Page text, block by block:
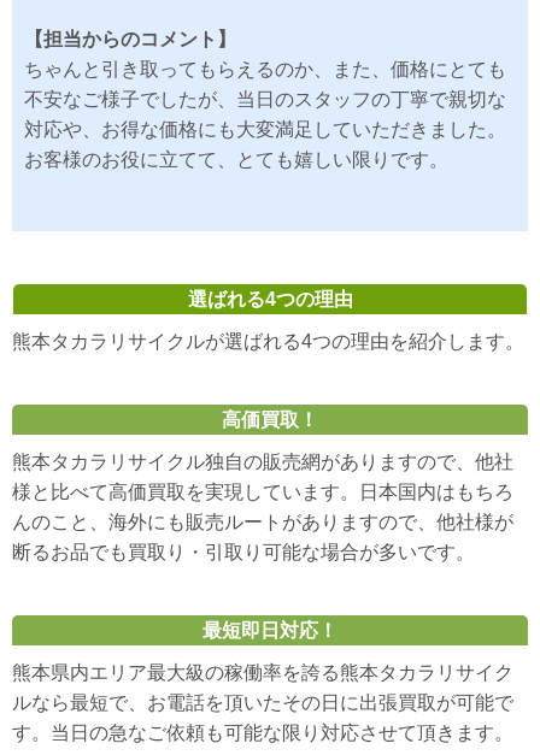
【担当からのコメント】
ちゃんと引き取ってもらえるのか、また、価格にとても
不安なご様子でしたが、当日のスタッフの丁寧で親切な
対応や、お得な価格にも大変満足していただきました。
お客様のお役に立てて、とても嬉しい限りです。
選ばれる4つの理由
熊本タカラリサイクルが選ばれる4つの理由を紹介します。
高価買取！
熊本タカラリサイクル独自の販売網がありますので、他社
様と比べて高価買取を実現しています。日本国内はもちろ
んのこと、海外にも販売ルートがありますので、他社様が
断るお品でも買取り・引取り可能な場合が多いです。
最短即日対応！
熊本県内エリア最大級の稼働率を誇る熊本タカラリサイク
ルなら最短で、お電話を頂いたその日に出張買取が可能で
す。当日の急なご依頼も可能な限り対応させて頂きます。